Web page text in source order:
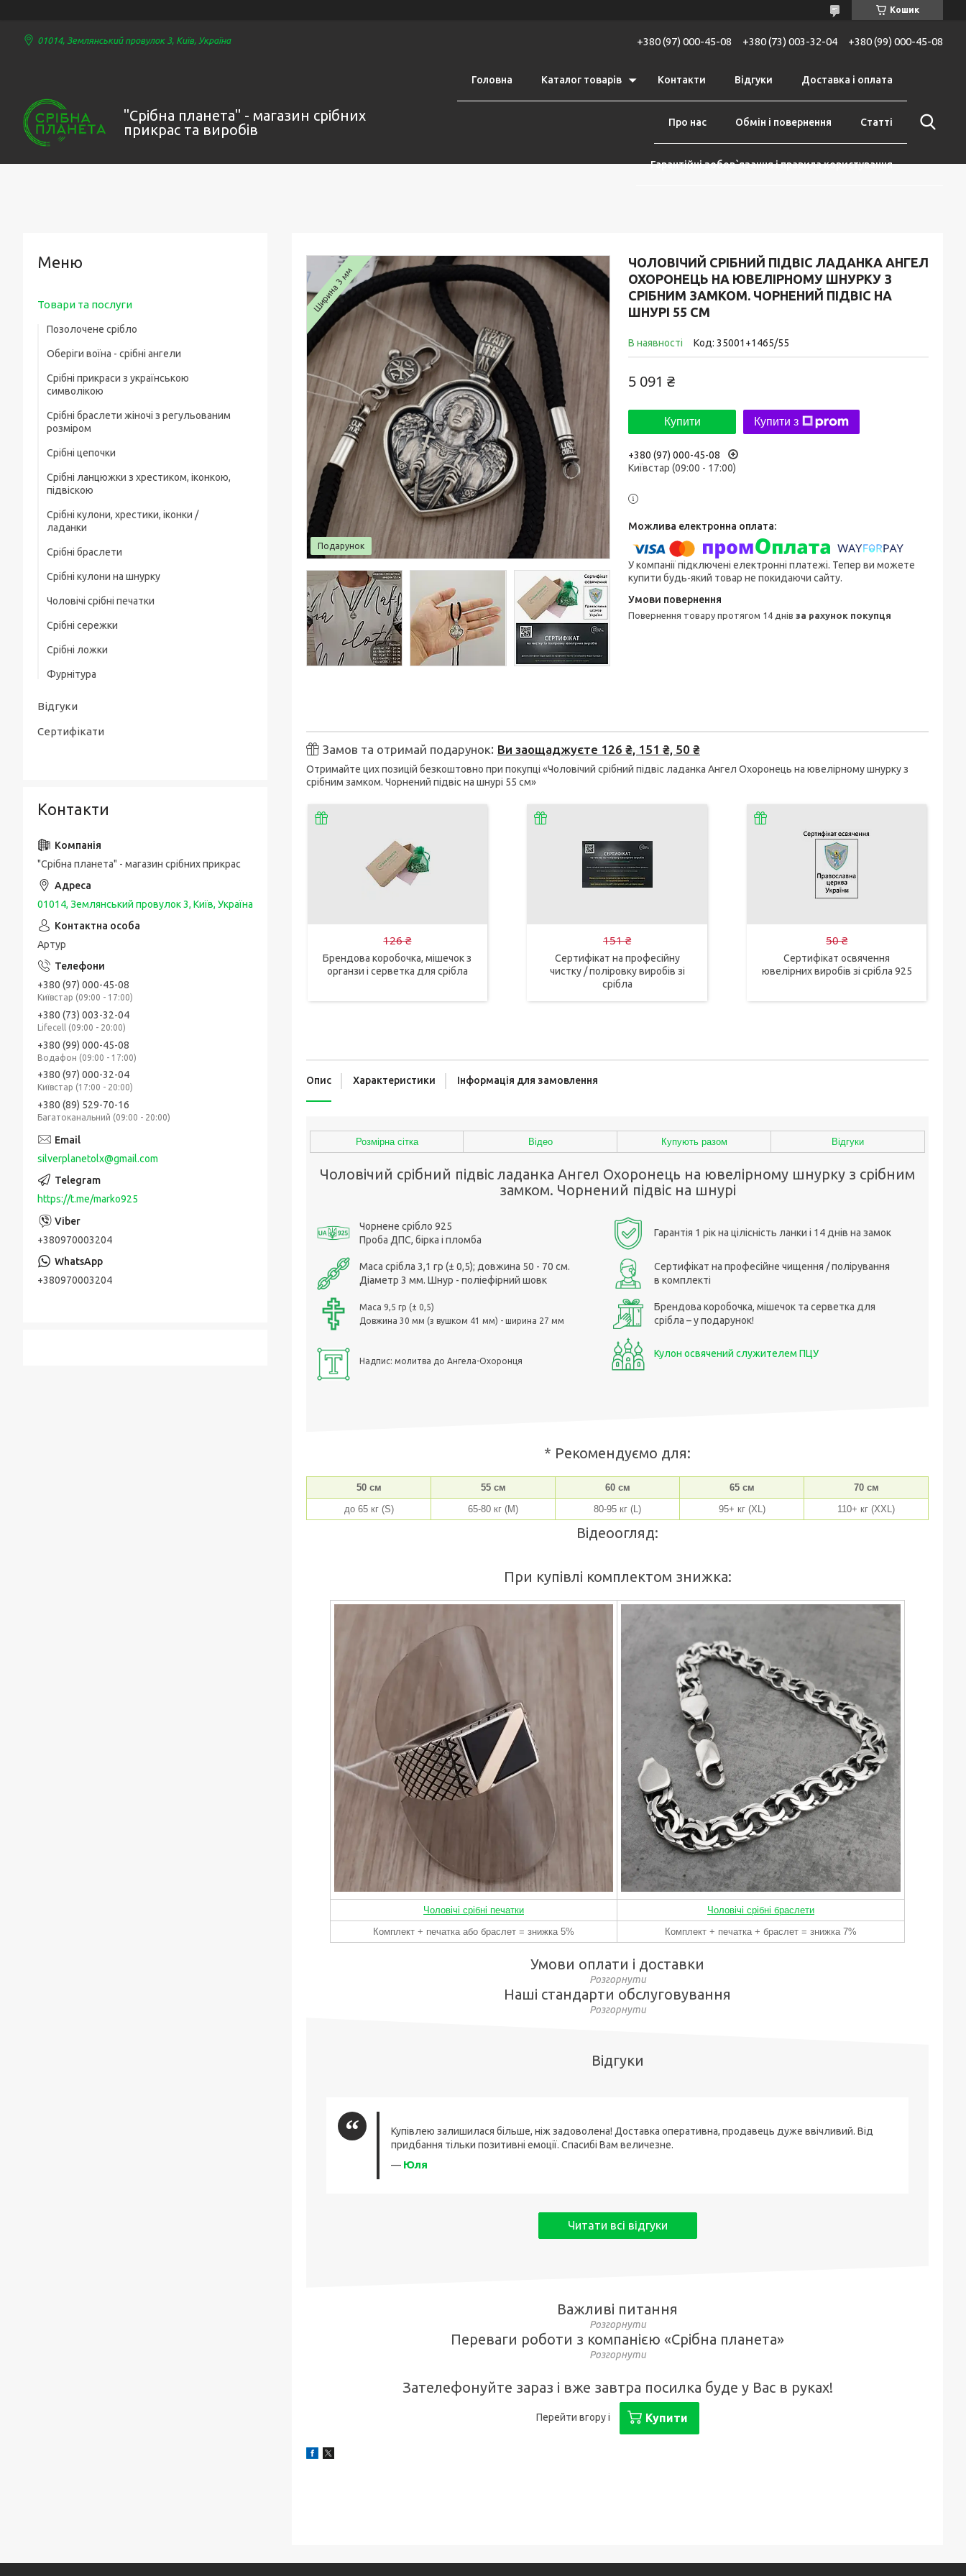
Кошик
01014, Землянський провулок 3, Київ, Україна +380 (97) 000-45-08 +380 (73) 003-32-04 +380 (99) 000-45-08
"Срібна планета" - магазин срібних
прикрас та виробів
Головна Каталог товарів Контакти Відгуки Доставка і оплата
Про нас Обмін і повернення Статті
Гарантійні зобов`язання і правила користування
ЧОЛОВІЧИЙ СРІБНИЙ ПІДВІС ЛАДАНКА АНГЕЛ
ОХОРОНЕЦЬ НА ЮВЕЛІРНОМУ ШНУРКУ З
СРІБНИМ ЗАМКОМ. ЧОРНЕНИЙ ПІДВІС НА
ШНУРІ 55 СМ
В наявності Код: 35001+1465/55
5 091 ₴
Купити Купити з
+380 (97) 000-45-08
Київстар (09:00 - 17:00)
У компанії підключені електронні платежі. Тепер ви можете
купити будь-який товар не покидаючи сайту.
повернення товару протягом 14 днів за рахунок покупця
Ширина 3 мм
Подарунок
Замов та отримай подарунок Ви заощаджуєте 126 ₴, 151 ₴, 50 ₴
Отримайте цих позицій безкоштовно при покупці «Чоловічий срібний підвіс ладанка Ангел Охоронець на ювелірному шнурку з
срібним замком. Чорнений підвіс на шнурі 55 см»
126 ₴
Брендова коробочка, мішечок з
органзи і серветка для срібла
151 ₴
Сертифікат на професійну
чистку / поліровку виробів зі
срібла
50 ₴
Сертифікат освячення
ювелірних виробів зі срібла 925
Опис Характеристики Інформація для замовлення
Розмірна сітка Відео Купують разом Відгуки
Чоловічий срібний підвіс ладанка Ангел Охоронець на ювелірному шнурку з срібним
замком. Чорнений підвіс на шнурі
Чорнене срібло 925
Проба ДПС, бірка і пломба
Маса срібла 3,1 гр (± 0,5); довжина 50 - 70 см.
Діаметр 3 мм. Шнур - поліефірний шовк
Маса 9,5 гр (± 0,5)
Довжина 30 мм (з вушком 41 мм) - ширина 27 мм
Надпис: молитва до Ангела-Охоронця
Гарантія 1 рік на цілісність ланки і 14 днів на замок
Сертифікат на професійне чищення / полірування
в комплекті
Брендова коробочка, мішечок та серветка для
срібла – у подарунок!
Кулон освячений служителем ПЦУ
* Рекомендуємо для:
50 см 55 см 60 см 65 см
70 см
до 65 кг (S)
65-80 кг (M) 80-95 кг (L) 95+ кг (XL) 110+ кг (XXL)
Відеоогляд:
При купівлі комплектом знижка:
Чоловічі срібні печатки
Чоловічі срібні браслети
Комплект + печатка або браслет = знижка 5%
Комплект + печатка + браслет = знижка 7%
Умови оплати і доставки
Наші стандарти обслуговування
Відгуки
Купівлею залишилася більше, ніж задоволена! Доставка оперативна, продавець дуже ввічливий. Від
придбання тільки позитивні емоції. Спасибі Вам величезне.
— Юля
Читати всі відгуки
Важливі питання
Переваги роботи з компанією «Срібна планета»
Зателефонуйте зараз і вже завтра посилка буде у Вас в руках!
Перейти вгору і Купити
Товари та послуги
Позолочене срібло
Оберіги воїна - срібні ангели
Срібні прикраси з українською
символікою
Срібні браслети жіночі з регульованим
розміром
Срібні цепочки
Чоловічі срібні цепочки
Ювелірний шнурок зі срібним замком
Жіночі цепочки срібні
Товсті срібні ланцюжки
Дитячі срібні цепочки
Срібні ланцюжки з хрестиком, іконкою,
підвіскою
Срібні цепочки з хрестиком
чи іконкою (ладанкою)
Срібні ланцюжки з кулонами / підвісками
Срібні кулони, хрестики, іконки /
ладанки
Срібні хрестики
Срібні підвіски
Срібні іконки / ладанки
Срібні браслети
Чоловічі срібні браслети
Жіночі срібні браслети
Позолочені срібні браслети
Товсті срібні браслети
Чоловічі срібні браслети з золотом
Шовкові браслети з срібними вставками
Срібні кулони на шнурку
Чоловічі срібні печатки
Чоловічі срібні печатки з чорним
золотою накладкою
Срібні каблучки спаси і збережи
Срібні сережки
Срібні ложки
Фурнітура
Відгуки
Сертифікати
Контакти
"Срібна планета" - магазин срібних прикрас
01014, Землянський провулок 3, Київ, Україна
Артур
+380 (97) 000-45-08
Київстар (09:00 - 17:00)
+380 (73) 003-32-04
Lifecell (09:00 - 20:00)
+380 (99) 000-45-08
Водафон (09:00 - 17:00)
+380 (97) 000-32-04
Київстар (17:00 - 20:00)
+380 (89) 529-70-16
Багатоканальний (09:00 - 20:00)
silverplanetolx@gmail.com
https://t.me/marko925
+380970003204
+380970003204